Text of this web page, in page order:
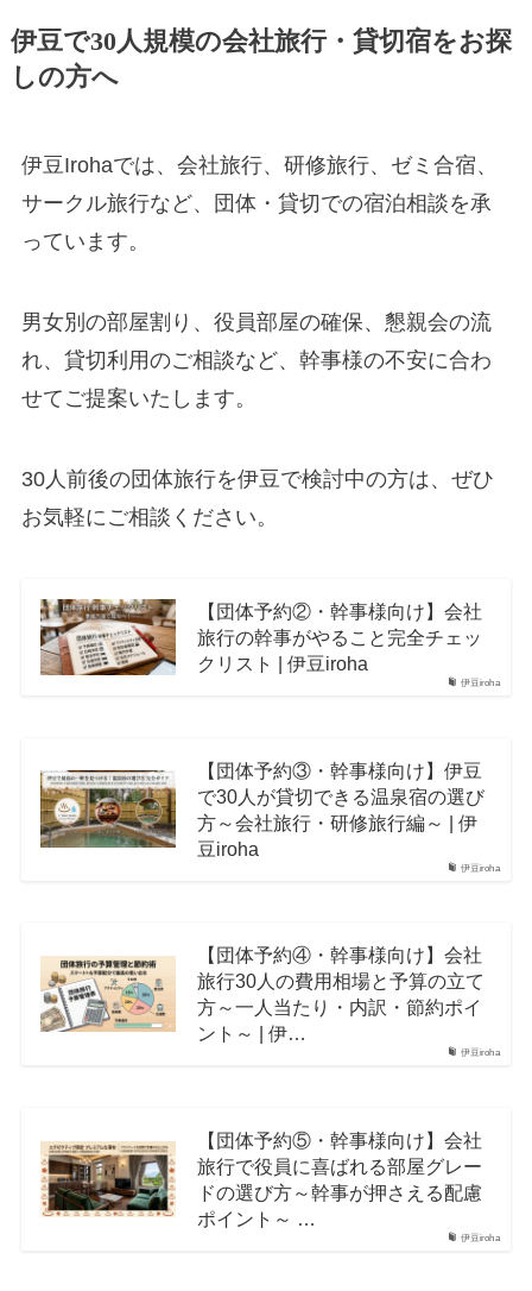
伊豆で30人規模の会社旅行・貸切宿をお探
しの方へ
伊豆Irohaでは、会社旅行、研修旅行、ゼミ合宿、
サークル旅行など、団体・貸切での宿泊相談を承
っています。
男女別の部屋割り、役員部屋の確保、懇親会の流
れ、貸切利用のご相談など、幹事様の不安に合わ
せてご提案いたします。
30人前後の団体旅行を伊豆で検討中の方は、ぜひ
お気軽にご相談ください。
伊豆iroha
【団体予約②・幹事様向け】会社
旅行の幹事がやること完全チェッ
クリスト | 伊豆iroha
伊豆iroha
【団体予約③・幹事様向け】伊豆
で30人が貸切できる温泉宿の選び
方～会社旅行・研修旅行編～ | 伊
豆iroha
伊豆iroha
【団体予約④・幹事様向け】会社
旅行30人の費用相場と予算の立て
方～一人当たり・内訳・節約ポイ
ント～ | 伊…
伊豆iroha
【団体予約⑤・幹事様向け】会社
旅行で役員に喜ばれる部屋グレー
ドの選び方～幹事が押さえる配慮
ポイント～ …